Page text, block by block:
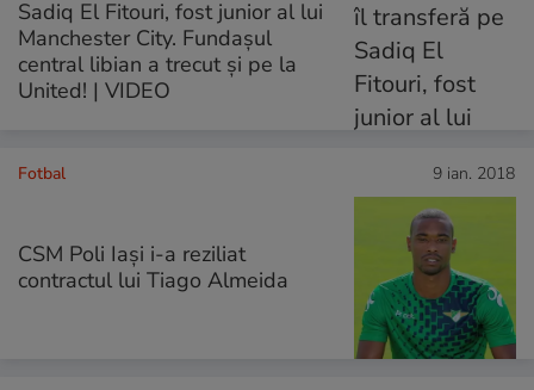
Sadiq El Fitouri, fost junior al lui
Manchester City. Fundașul
central libian a trecut și pe la
United! | VIDEO
Fotbal 9 ian. 2018
CSM Poli Iaşi i-a reziliat
contractul lui Tiago Almeida